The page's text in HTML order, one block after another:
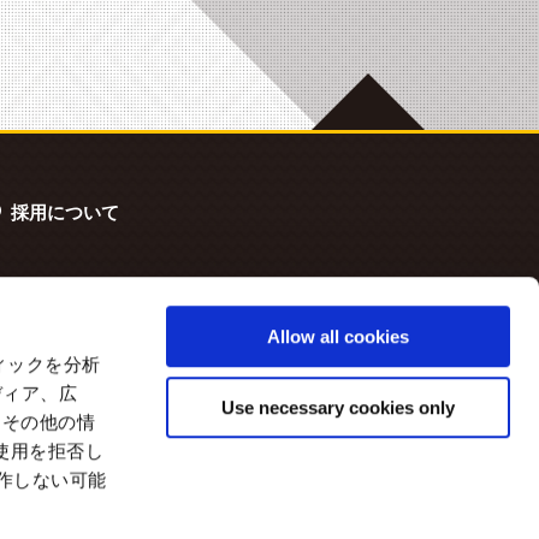
ックを分析
ア、広
の他の情
用を拒否し
しない可能
Allow all cookies
Use necessary cookies only
採用について